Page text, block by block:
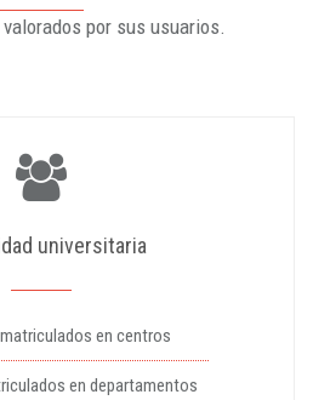
por sus usuarios.
universitaria
en centros
en departamentos